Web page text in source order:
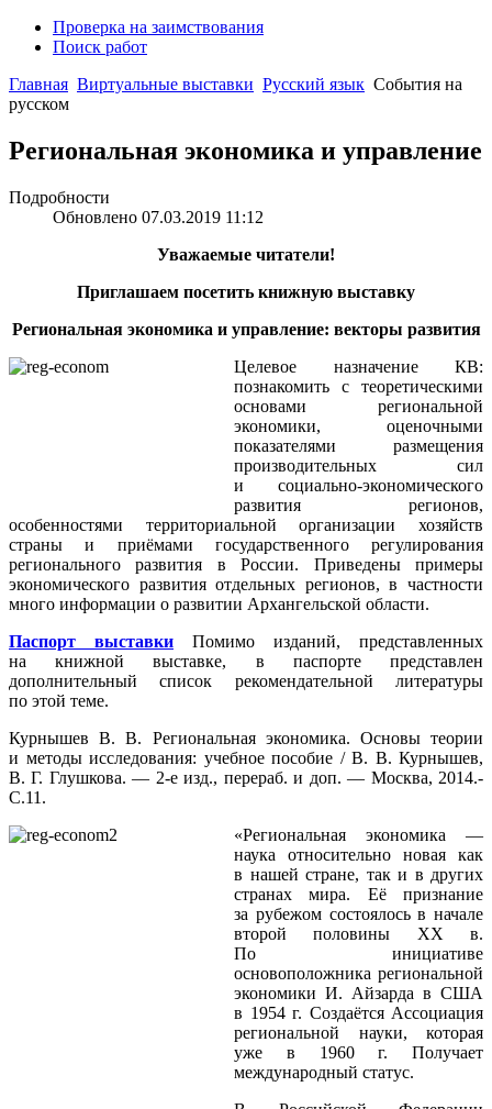
Проверка на заимствования
Поиск работ
Главная Виртуальные выставки Русский язык События на
русском
Региональная экономика и управление
Подробности
Обновлено 07.03.2019 11:12
Уважаемые читатели!
Приглашаем посетить книжную выставку
Региональная экономика и управление: векторы развития
Целевое назначение КВ:
познакомить с теоретическими
основами региональной
экономики, оценочными
показателями размещения
производительных сил
и социально-экономического
развития регионов,
особенностями территориальной организации хозяйств
страны и приёмами государственного регулирования
регионального развития в России. Приведены примеры
экономического развития отдельных регионов, в частности
много информации о развитии Архангельской области.
Паспорт выставки Помимо изданий, представленных
на книжной выставке, в паспорте представлен
дополнительный список рекомендательной литературы
по этой теме.
Курнышев В. В. Региональная экономика. Основы теории
и методы исследования: учебное пособие / В. В. Курнышев,
В. Г. Глушкова. — 2-е изд., перераб. и доп. — Москва, 2014.-
С.11.
«Региональная экономика —
наука относительно новая как
в нашей стране, так и в других
странах мира. Её признание
за рубежом состоялось в начале
второй половины ХХ в.
По инициативе
основоположника региональной
экономики И. Айзарда в США
в 1954 г. Создаётся Ассоциация
региональной науки, которая
уже в 1960 г. Получает
международный статус.